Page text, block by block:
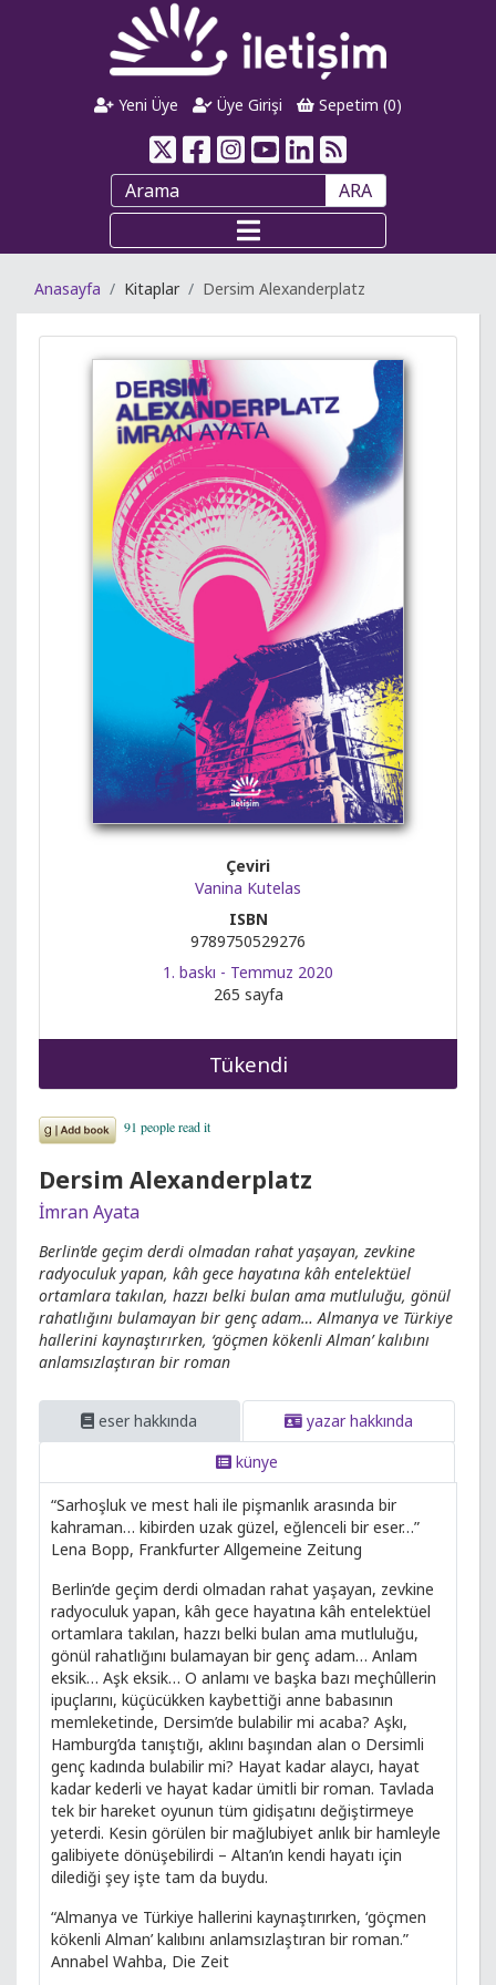
Yeni Üye Üye Girişi Sepetim (0)
ARA
Anasayfa Kitaplar Dersim Alexanderplatz
Çeviri
Vanina Kutelas
ISBN
9789750529276
1. baskı - Temmuz 2020
265 sayfa
Tükendi
Dersim Alexanderplatz
İmran Ayata
Berlin’de geçim derdi olmadan rahat yaşayan, zevkine
radyoculuk yapan, kâh gece hayatına kâh entelektüel
ortamlara takılan, hazzı belki bulan ama mutluluğu, gönül
rahatlığını bulamayan bir genç adam… Almanya ve Türkiye
hallerini kaynaştırırken, ‘göçmen kökenli Alman’ kalıbını
anlamsızlaştıran bir roman
eser hakkında
yazar hakkında
künye
“Sarhoşluk ve mest hali ile pişmanlık arasında bir
kahraman… kibirden uzak güzel, eğlenceli bir eser…”
Lena Bopp, Frankfurter Allgemeine Zeitung
Berlin’de geçim derdi olmadan rahat yaşayan, zevkine
radyoculuk yapan, kâh gece hayatına kâh entelektüel
ortamlara takılan, hazzı belki bulan ama mutluluğu,
gönül rahatlığını bulamayan bir genç adam… Anlam
eksik… Aşk eksik… O anlamı ve başka bazı meçhûllerin
ipuçlarını, küçücükken kaybettiği anne babasının
memleketinde, Dersim’de bulabilir mi acaba? Aşkı,
Hamburg’da tanıştığı, aklını başından alan o Dersimli
genç kadında bulabilir mi? Hayat kadar alaycı, hayat
kadar kederli ve hayat kadar ümitli bir roman. Tavlada
tek bir hareket oyunun tüm gidişatını değiştirmeye
yeterdi. Kesin görülen bir mağlubiyet anlık bir hamleyle
galibiyete dönüşebilirdi – Altan’ın kendi hayatı için
dilediği şey işte tam da buydu.
“Almanya ve Türkiye hallerini kaynaştırırken, ‘göçmen
kökenli Alman’ kalıbını anlamsızlaştıran bir roman.”
Annabel Wahba, Die Zeit